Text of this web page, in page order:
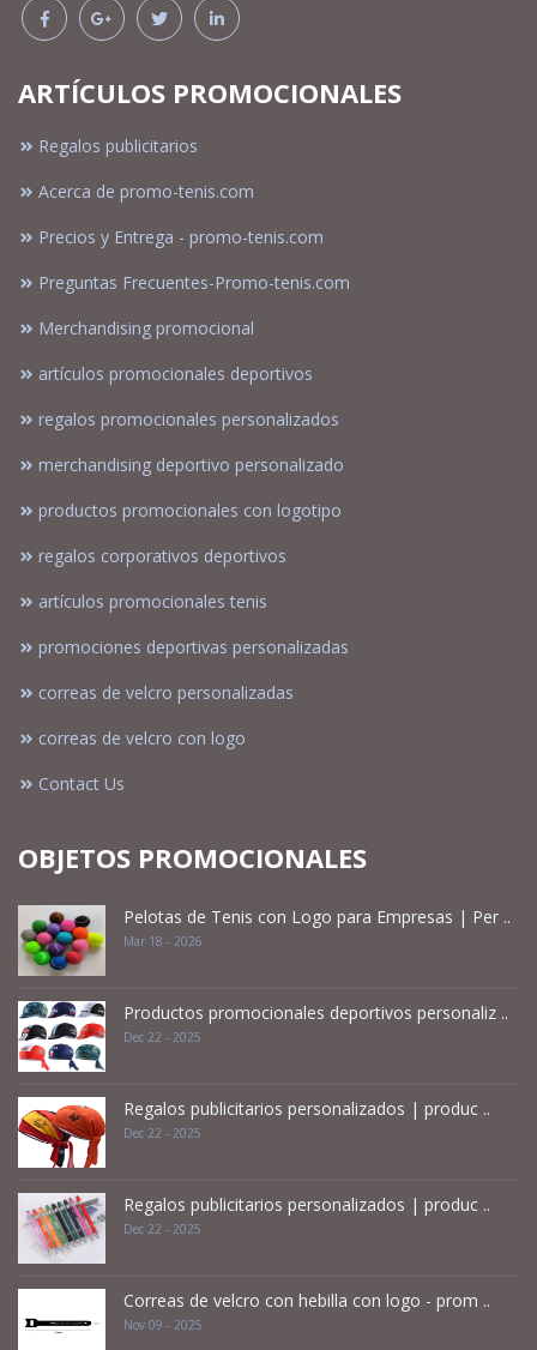
ARTÍCULOS PROMOCIONALES
Regalos publicitarios
Acerca de promo-tenis.com
Precios y Entrega - promo-tenis.com
Preguntas Frecuentes-Promo-tenis.com
Merchandising promocional
artículos promocionales deportivos
regalos promocionales personalizados
merchandising deportivo personalizado
productos promocionales con logotipo
regalos corporativos deportivos
artículos promocionales tenis
promociones deportivas personalizadas
correas de velcro personalizadas
correas de velcro con logo
Contact Us
OBJETOS PROMOCIONALES
Pelotas de Tenis con Logo para Empresas | Per ..
Mar 18 - 2026
Productos promocionales deportivos personaliz ..
Dec 22 - 2025
Regalos publicitarios personalizados | produc ..
Dec 22 - 2025
Regalos publicitarios personalizados | produc ..
Dec 22 - 2025
Correas de velcro con hebilla con logo - prom ..
Nov 09 - 2025